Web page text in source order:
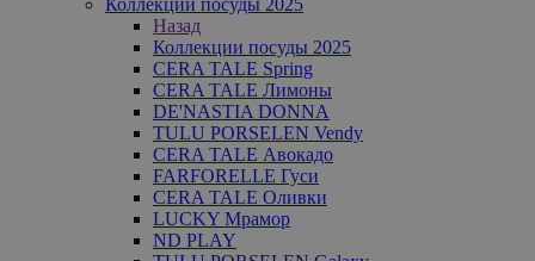
Назад
Коллекции посуды 2025
CERA TALE Spring
CERA TALE Лимоны
DE'NASTIA DONNA
TULU PORSELEN Vendy
CERA TALE Авокадо
FARFORELLE Гуси
CERA TALE Оливки
LUCKY Мрамор
ND PLAY